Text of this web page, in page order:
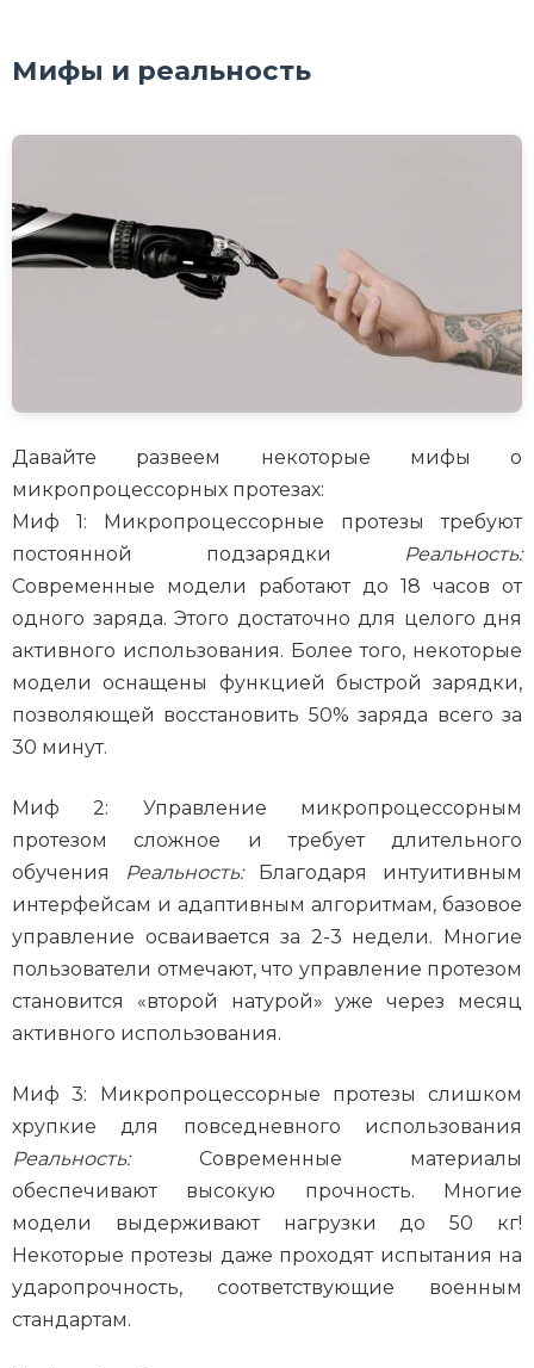
Мифы и реальность
Давайте развеем некоторые мифы о
микропроцессорных протезах:
Миф 1: Микропроцессорные протезы требуют
постоянной подзарядки
Реальность:
Современные модели работают до 18 часов от
одного заряда. Этого достаточно для целого дня
активного использования. Более того, некоторые
модели оснащены функцией быстрой зарядки,
позволяющей восстановить 50% заряда всего за
30 минут.
Миф 2: Управление микропроцессорным
протезом сложное и требует длительного
обучения
Реальность:Благодаря интуитивным
интерфейсам и адаптивным алгоритмам, базовое
управление осваивается за 2-3 недели. Многие
пользователи отмечают, что управление протезом
становится «второй натурой» уже через месяц
активного использования.
Миф 3: Микропроцессорные протезы слишком
хрупкие для повседневного использования
Реальность:Современные материалы
обеспечивают высокую прочность. Многие
модели выдерживают нагрузки до 50 кг!
Некоторые протезы даже проходят испытания на
ударопрочность, соответствующие военным
стандартам.